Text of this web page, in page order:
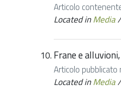
Articolo
Located inMedia
Frane e
Articolo
Located inMedia